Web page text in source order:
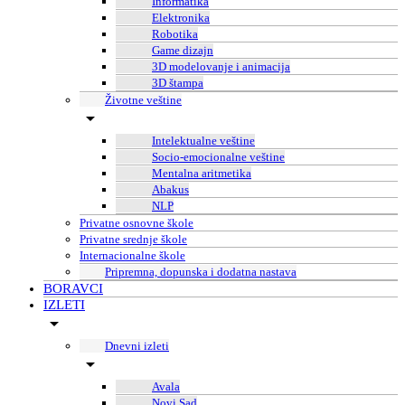
Elektronika
Robotika
Game dizajn
3D modelovanje i animacija
3D štampa
Životne veštine
Intelektualne veštine
Socio-emocionalne veštine
Mentalna aritmetika
Abakus
NLP
Privatne osnovne škole
Privatne srednje škole
Internacionalne škole
Pripremna, dopunska i dodatna nastava
BORAVCI
IZLETI
Dnevni izleti
Avala